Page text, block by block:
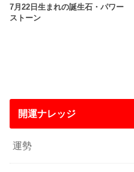
7月22日生まれの誕生石・パワー
ストーン
開運ナレッジ
運勢